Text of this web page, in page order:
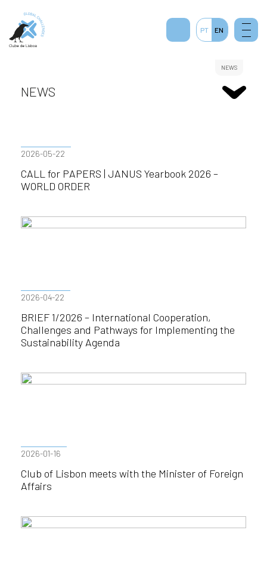
NEWS
NEWS
2026-05-22
CALL for PAPERS | JANUS Yearbook 2026 –
WORLD ORDER
2026-04-22
BRIEF 1/2026 – International Cooperation,
Challenges and Pathways for Implementing the
Sustainability Agenda
2026-01-16
Club of Lisbon meets with the Minister of Foreign
Affairs
PT EN